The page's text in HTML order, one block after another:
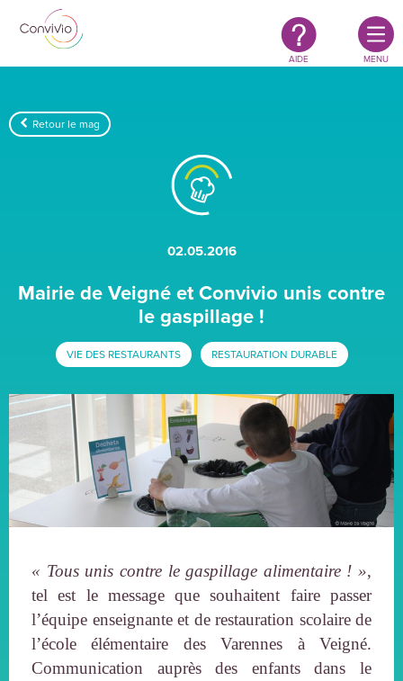
Aller au contenu principal
Restauration
authentique
responsable
AIDE MENU
Retour le mag
02.05.2016
Mairie de Veigné et Convivio unis contre
le gaspillage !
VIE DES RESTAURANTS RESTAURATION DURABLE
« Tous unis contre le gaspillage alimentaire ! »,
tel est le message que souhaitent faire passer
l’équipe enseignante et de restauration scolaire de
l’école élémentaire des Varennes à Veigné.
Communication auprès des enfants dans le